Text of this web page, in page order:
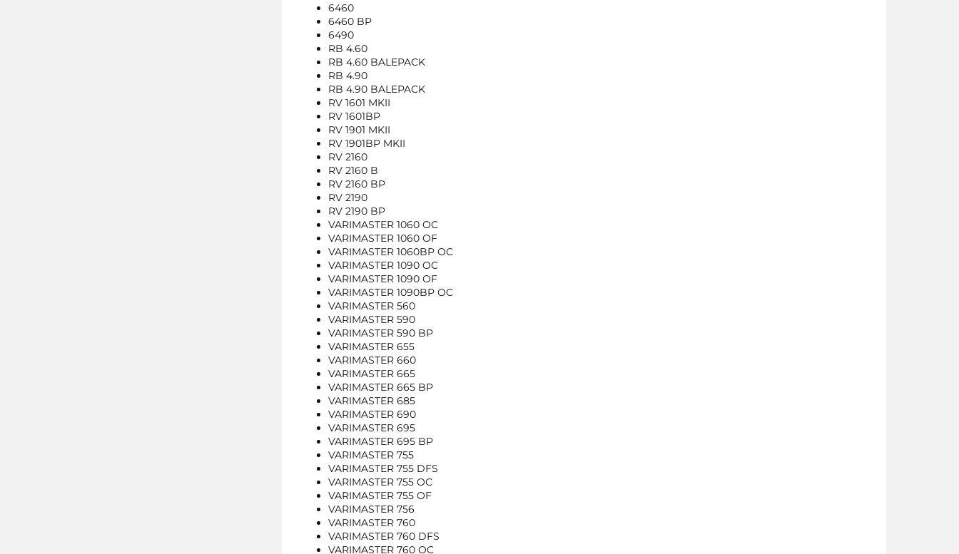
6460
6460 BP
6490
RB 4.60
RB 4.60 BALEPACK
RB 4.90
RB 4.90 BALEPACK
RV 1601 MKII
RV 1601BP
RV 1901 MKII
RV 1901BP MKII
RV 2160
RV 2160 B
RV 2160 BP
RV 2190
RV 2190 BP
VARIMASTER 1060 OC
VARIMASTER 1060 OF
VARIMASTER 1060BP OC
VARIMASTER 1090 OC
VARIMASTER 1090 OF
VARIMASTER 1090BP OC
VARIMASTER 560
VARIMASTER 590
VARIMASTER 590 BP
VARIMASTER 655
VARIMASTER 660
VARIMASTER 665
VARIMASTER 665 BP
VARIMASTER 685
VARIMASTER 690
VARIMASTER 695
VARIMASTER 695 BP
VARIMASTER 755
VARIMASTER 755 DFS
VARIMASTER 755 OC
VARIMASTER 755 OF
VARIMASTER 756
VARIMASTER 760
VARIMASTER 760 DFS
VARIMASTER 760 OC